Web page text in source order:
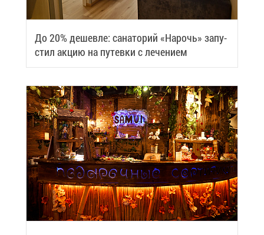
До 20% де­шев­ле: са­на­то­рий «На­рочь» за­пу­
стил ак­цию на пу­тев­ки с ле­че­ни­ем